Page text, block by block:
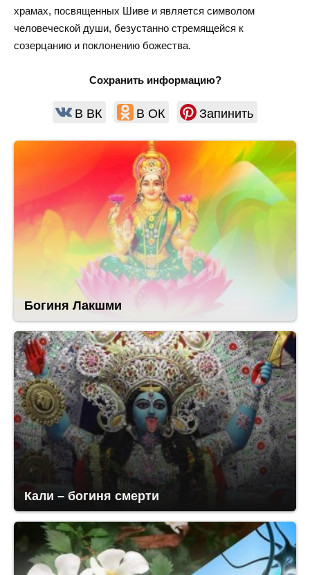
храмах, посвященных Шиве и является символом
человеческой души, безустанно стремящейся к
созерцанию и поклонению божества.
Сохранить информацию?
В ВК В ОК Запинить
Богиня Лакшми
Кали – богиня смерти